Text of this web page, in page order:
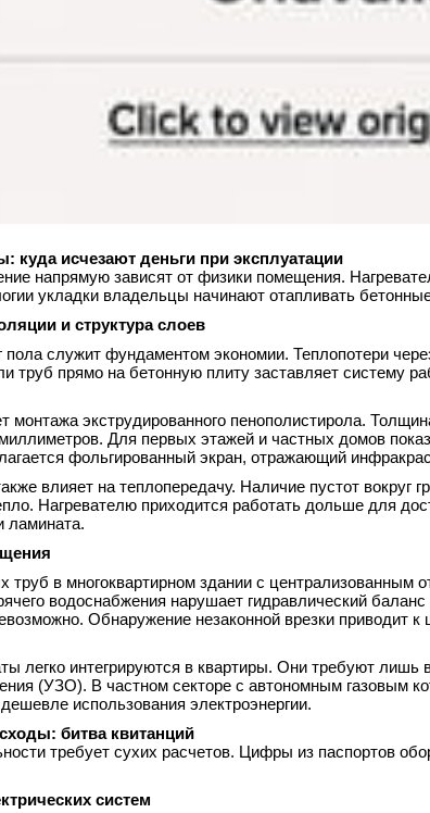
куда исчезают деньги при эксплуатации
напрямую зависят от физики помещения.
укладки владельцы начинают отапливать
и структура слоев
служит фундаментом экономии. Теплопотери
труб прямо на бетонную плиту заставляет систему
монтажа экструдированного пенополистирола.
Для первых этажей и частных домов
фольгированный экран, отражающий
влияет на теплопередачу. Наличие пустот
Нагревателю приходится работать дольше для
ламината.
труб в многоквартирном здании с централизованным
водоснабжения нарушает гидравлический
Обнаружение незаконной врезки приводит
легко интегрируются в квартиры. Они требуют лишь
(УЗО). В частном секторе с автономным газовым
использования электроэнергии.
битва квитанций
требует сухих расчетов. Цифры из паспортов
систем